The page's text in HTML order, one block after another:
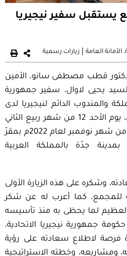
يستقبل سفير نيجيريا
، الأمانة العامة| زيارات رسمية
قطب مصطفى سانو، الأمين
يحيى لاوال، سفير جمهورية
والمندوب الدائم لنيجيريا لدى
منظمة التعاون الإسلامي، يوم الأحد 12 من شهر ربيع الثاني
لعام 1444هـ الموافق 06 من شهر نوفمبر لعام 2022م بمقرّ
بمدينة جدّة بالمملكة العربية
وشكره على هذه الزيارة الأولى
للمجمع، كما أعرب له عن شكر
العظيم لما يحظى به منذ تأسيسه
جمهورية نيجيريا الاتحادية،
فرصة لاطلاع سعادته على رؤية
ومشاريعه، وخطته الاستراتيجية